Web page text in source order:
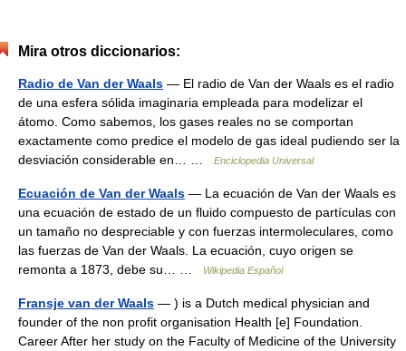
Mira otros diccionarios:
Radio de Van der Waals — El radio de Van der Waals es el radio
de una esfera sólida imaginaria empleada para modelizar el
átomo. Como sabemos, los gases reales no se comportan
exactamente como predice el modelo de gas ideal pudiendo ser la
desviación considerable en… …
Enciclopedia Universal
Ecuación de Van der Waals — La ecuación de Van der Waals es
una ecuación de estado de un fluido compuesto de partículas con
un tamaño no despreciable y con fuerzas intermoleculares, como
las fuerzas de Van der Waals. La ecuación, cuyo origen se
remonta a 1873, debe su… …
Wikipedia Español
Fransje van der Waals — ) is a Dutch medical physician and
founder of the non profit organisation Health [e] Foundation.
Career After her study on the Faculty of Medicine of the University